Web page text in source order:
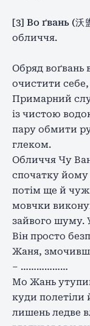
[3] Во ґвань (沃
обличчя.
Обряд воґвань
очистити
Примарний
із чистою
пару обмити
глеком.
Обличчя Чу
спочатку йому
потім ще й
мовчки
зайвого шуму.
Він просто
Жаня,
– ………………
Мо Жань
куди полетіли
лишень ледве